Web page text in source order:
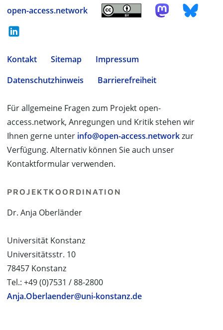
open-access.network
Kontakt Sitemap
Impressum
Datenschutzhinweis
Barrierefreiheit
Für allgemeine Fragen zum Projekt open-
access.network, Anregungen und Kritik stehen wir
Ihnen gerne unter info@open-access.networkzur
Verfügung. Alternativ können Sie auch unser
Kontaktformular verwenden.
PROJEKTKOORDINATION
Dr. Anja Oberländer
Universität Konstanz
Universitätsstr. 10
78457 Konstanz
Tel.: +49 (0)7531 / 88-2800
Anja.Oberlaender@uni-konstanz.de